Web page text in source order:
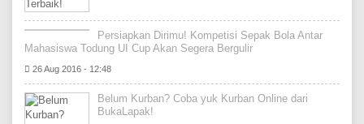
Persiapkan Dirimu! Kompetisi Sepak Bola Antar
Mahasiswa Todung UI Cup Akan Segera Bergulir
26 Aug 2016 - 12:48
Belum Kurban? Coba yuk Kurban Online dari
BukaLapak!